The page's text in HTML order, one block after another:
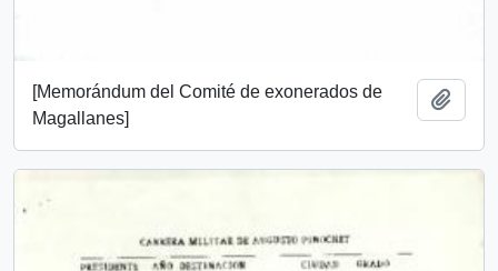
[Memorándum del Comité de exonerados de
Magallanes]